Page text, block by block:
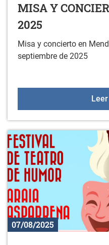
MISA Y
2025
Misa y concierto en
septiembre de 2025
07/08/2025